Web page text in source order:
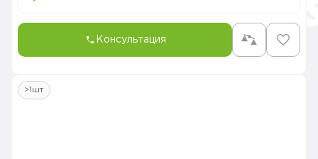
Консультация
>1шт